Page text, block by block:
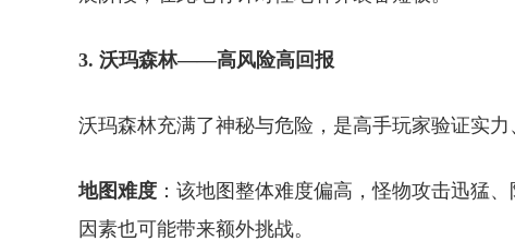
3. 沃玛森林——高风险高回报
沃玛森林充满了神秘与危险，是高手玩家验证实力
地图难度 ：该地图整体难度偏高，怪物攻击迅猛
因素也可能带来额外挑战。